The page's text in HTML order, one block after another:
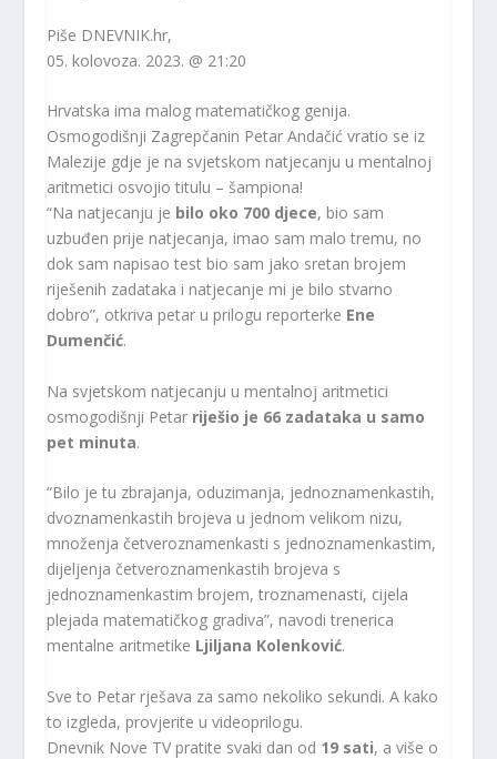
Piše DNEVNIK.hr,
05. kolovoza. 2023. @ 21:20
Hrvatska ima malog matematičkog genija.
Osmogodišnji Zagrepčanin Petar Andačić vratio se iz
Malezije gdje je na svjetskom natjecanju u mentalnoj
aritmetici osvojio titulu – šampiona!
“Na natjecanju je bilo oko 700 djece, bio sam
uzbuđen prije natjecanja, imao sam malo tremu, no
dok sam napisao test bio sam jako sretan brojem
riješenih zadataka i natjecanje mi je bilo stvarno
dobro”, otkriva petar u prilogu reporterke Ene
Dumenčić.
Na svjetskom natjecanju u mentalnoj aritmetici
osmogodišnji Petar riješio je 66 zadataka u samo
pet minuta.
“Bilo je tu zbrajanja, oduzimanja, jednoznamenkastih,
dvoznamenkastih brojeva u jednom velikom nizu,
množenja četveroznamenkasti s jednoznamenkastim,
dijeljenja četveroznamenkastih brojeva s
jednoznamenkastim brojem, troznamenasti, cijela
plejada matematičkog gradiva”, navodi trenerica
mentalne aritmetike Ljiljana Kolenković.
Sve to Petar rješava za samo nekoliko sekundi. A kako
to izgleda, provjerite u videoprilogu.
Dnevnik Nove TV pratite svaki dan od 19 sati, a više o